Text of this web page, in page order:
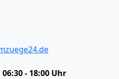
06:30 - 18:00 Uhr